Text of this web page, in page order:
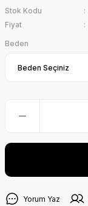
Stok Kodu
Fiyat
Beden
Yorum Yaz